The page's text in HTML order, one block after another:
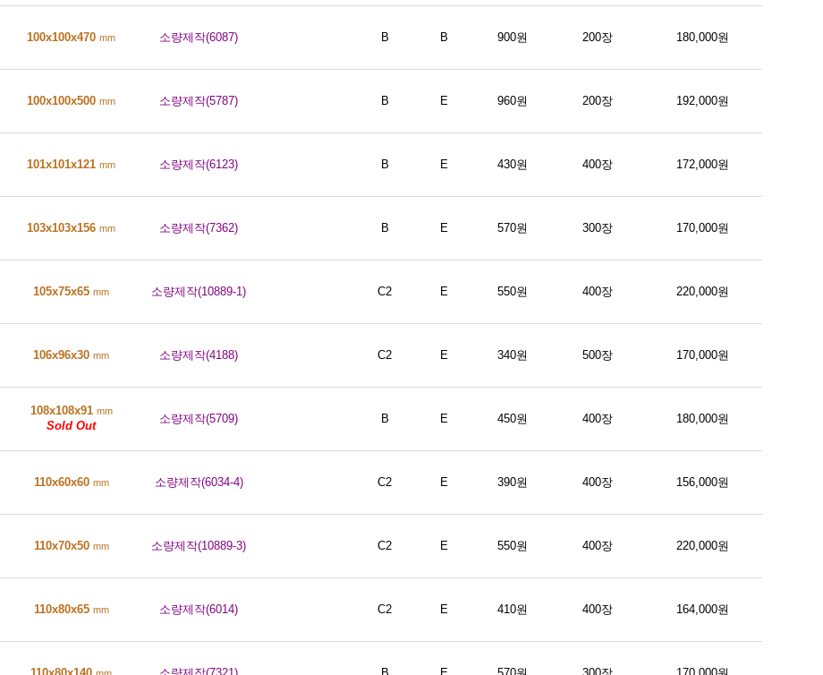
100x100x470 mm 소량제작(6087) B B 900원 200장 180,000원
100x100x500 mm 소량제작(5787) B E 960원 200장 192,000원
101x101x121 mm 소량제작(6123) B E 430원 400장 172,000원
103x103x156 mm 소량제작(7362) B E 570원 300장 170,000원
105x75x65 mm 소량제작(10889-1) C2 E 550원 400장 220,000원
106x96x30 mm 소량제작(4188) C2 E 340원 500장 170,000원
108x108x91 mm
Sold Out
소량제작(5709) B E 450원 400장 180,000원
110x60x60 mm 소량제작(6034-4) C2 E 390원 400장 156,000원
110x70x50 mm 소량제작(10889-3) C2 E 550원 400장 220,000원
110x80x65 mm 소량제작(6014) C2 E 410원 400장 164,000원